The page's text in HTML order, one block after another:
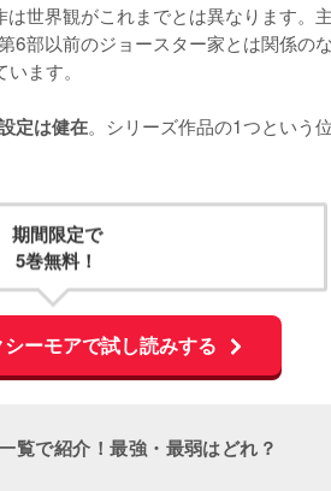
世界観がこれまでとは異なります。
6部以前のジョースター家とは関係の
ます。
定は健在。シリーズ作品の1つという
期間限定で
5巻無料！
ーモアで試し読みする
覧で紹介！最強・最弱はどれ？